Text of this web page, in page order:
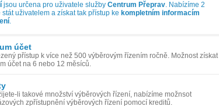
jsou určena pro uživatele služby Centrum Přeprav. Nabízíme 2
uživatelem a získat tak přístup ke kompletním informacím
.
účet
přístup k více než 500 výběrovým řízením ročně. Možnost získat
účet na 6 nebo 12 měsíců.
li takové množství výběrových řízení, nabízíme možnsot
zpřístupnění výběrových řízení pomocí kreditů.